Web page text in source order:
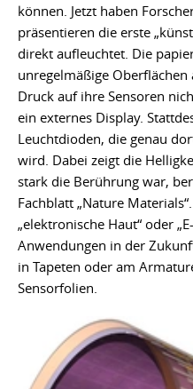
können. Jetzt haben
präsentieren die erste
direkt aufleuchtet. Die
unregelmäßige
Druck auf ihre Sensoren
ein externes Display.
Leuchtdioden, die genau
wird. Dabei zeigt die
stark die Berührung war,
Fachblatt „Nature
„elektronische Haut“ oder
Anwendungen in der
in Tapeten oder am
Sensorfolien.